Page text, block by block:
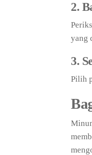
2.
yang
3.
Pilih